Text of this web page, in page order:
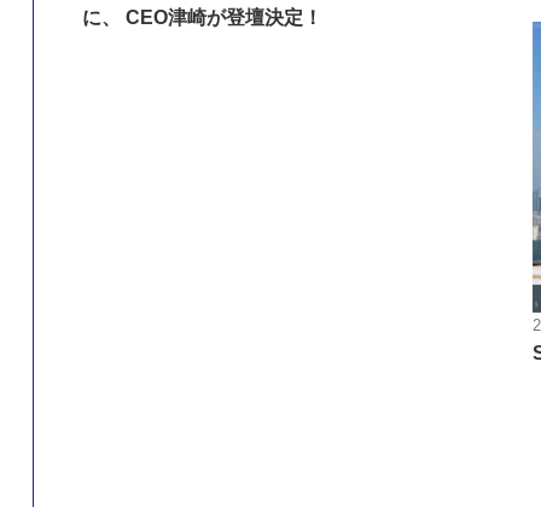
に、 CEO津崎が登壇決定！